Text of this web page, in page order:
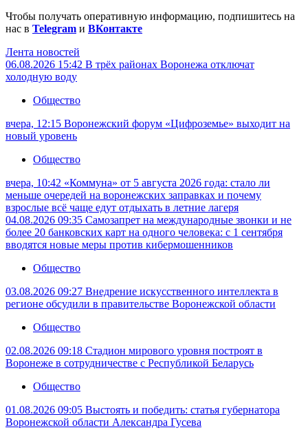
Чтобы получать оперативную информацию, подпишитесь на
нас в Telegram и ВКонтакте
Лента новостей
06.08.2026 15:42 В трёх районах Воронежа отключат
холодную воду
Общество
вчера, 12:15 Воронежский форум «Цифроземье» выходит на
новый уровень
Общество
вчера, 10:42 «Коммуна» от 5 августа 2026 года: стало ли
меньше очередей на воронежских заправках и почему
взрослые всё чаще едут отдыхать в летние лагеря
04.08.2026 09:35 Самозапрет на международные звонки и не
более 20 банковских карт на одного человека: с 1 сентября
вводятся новые меры против кибермошенников
Общество
03.08.2026 09:27 Внедрение искусственного интеллекта в
регионе обсудили в правительстве Воронежской области
Общество
02.08.2026 09:18 Стадион мирового уровня построят в
Воронеже в сотрудничестве с Республикой Беларусь
Общество
01.08.2026 09:05 Выстоять и победить: статья губернатора
Воронежской области Александра Гусева